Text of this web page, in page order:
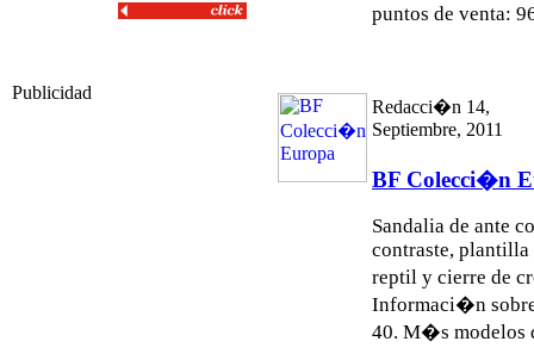
Publicidad
puntos de venta:
Redacci�n 14,
Septiembre, 2011
BF Colecci�n
Sandalia de ante
contraste, plantilla
reptil y cierre de
Informaci�n
40. M�s modelos